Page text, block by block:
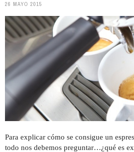
26 MAYO 2015
Para explicar cómo se consigue un
todo nos debemos preguntar…¿qué es